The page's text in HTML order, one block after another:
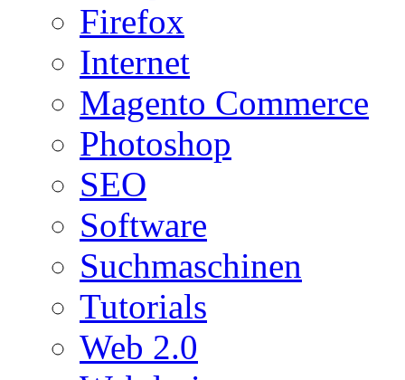
Firefox
Internet
Magento Commerce
Photoshop
SEO
Software
Suchmaschinen
Tutorials
Web 2.0